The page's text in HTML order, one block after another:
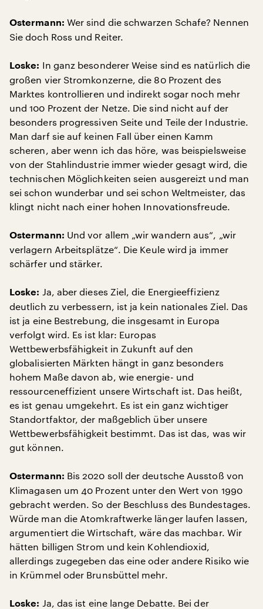
Ostermann: Wer sind die schwarzen Schafe? Nennen
Sie doch Ross und Reiter.
Loske: In ganz besonderer Weise sind es natürlich die
großen vier Stromkonzerne, die 80 Prozent des
Marktes kontrollieren und indirekt sogar noch mehr
und 100 Prozent der Netze. Die sind nicht auf der
besonders progressiven Seite und Teile der Industrie.
Man darf sie auf keinen Fall über einen Kamm
scheren, aber wenn ich das höre, was beispielsweise
von der Stahlindustrie immer wieder gesagt wird, die
technischen Möglichkeiten seien ausgereizt und man
sei schon wunderbar und sei schon Weltmeister, das
klingt nicht nach einer hohen Innovationsfreude.
Ostermann: Und vor allem „wir wandern aus“, „wir
verlagern Arbeitsplätze“. Die Keule wird ja immer
schärfer und stärker.
Loske: Ja, aber dieses Ziel, die Energieeffizienz
deutlich zu verbessern, ist ja kein nationales Ziel. Das
ist ja eine Bestrebung, die insgesamt in Europa
verfolgt wird. Es ist klar: Europas
Wettbewerbsfähigkeit in Zukunft auf den
globalisierten Märkten hängt in ganz besonders
hohem Maße davon ab, wie energie- und
ressourceneffizient unsere Wirtschaft ist. Das heißt,
es ist genau umgekehrt. Es ist ein ganz wichtiger
Standortfaktor, der maßgeblich über unsere
Wettbewerbsfähigkeit bestimmt. Das ist das, was wir
gut können.
Ostermann: Bis 2020 soll der deutsche Ausstoß von
Klimagasen um 40 Prozent unter den Wert von 1990
gebracht werden. So der Beschluss des Bundestages.
Würde man die Atomkraftwerke länger laufen lassen,
argumentiert die Wirtschaft, wäre das machbar. Wir
hätten billigen Strom und kein Kohlendioxid,
allerdings zugegeben das eine oder andere Risiko wie
in Krümmel oder Brunsbüttel mehr.
Loske: Ja, das ist eine lange Debatte. Bei der